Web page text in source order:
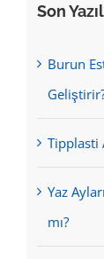
Son
Burun
Tipplasti
Yaz
mı?